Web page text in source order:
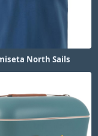
North Sails